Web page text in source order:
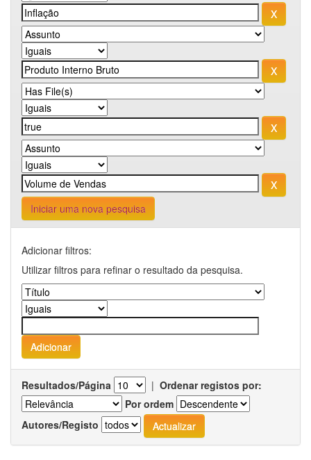
Iniciar uma nova pesquisa
Adicionar filtros:
Utilizar filtros para refinar o resultado da pesquisa.
Resultados/Página | Ordenar registos por:
Por ordem
Autores/Registo